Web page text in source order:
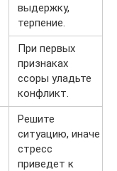
выдержку,
терпение.
При первых
признаках
ссоры уладьте
конфликт.
Решите
ситуацию, иначе
стресс
приведет к